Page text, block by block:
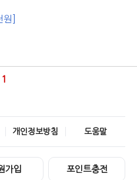
]
1
개인정보방침 도움말
가입 포인트충전